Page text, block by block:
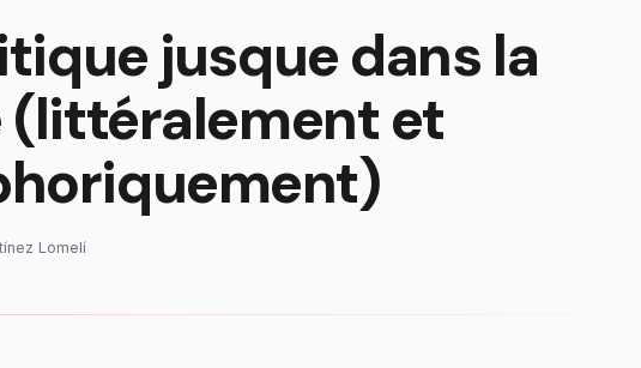
jusque dans la
(littéralement et
Lomelí